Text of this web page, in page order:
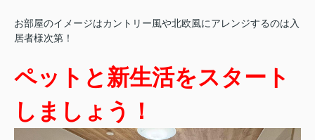
お部屋のイメージはカントリー風や北欧風にアレンジするのは入
居者様次第！
ペットと新生活をスタート
しましょう！